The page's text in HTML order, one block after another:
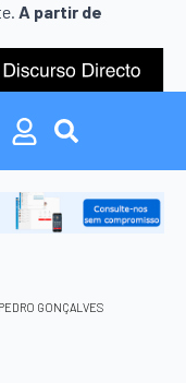
A partir de
Search
for:
Search
PEDRO GONÇALVES